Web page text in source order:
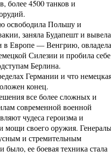
более 4500 танков и
освободила Польшу и
заняла Будапешт и вывела
в Европе — Венгрию, овладела
Силезии и пробила себе
Берлина.
Германии и что
конец.
все более сложных и
современной военной
чудеса героизма и
мощи своего оружия.
и стремительным
ее боевая техника стала